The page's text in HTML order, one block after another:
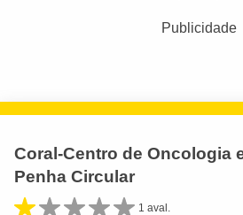
Publicidade
Coral-Centro de Oncologia
Penha Circular
1 aval.